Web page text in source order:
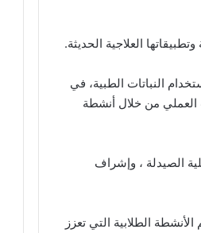
العلاجية الحديثة.
النباتات الطبية، في
العملي من خلال أنشطة
الصيدلة ، وإشراف
الطلابية التي تعزز